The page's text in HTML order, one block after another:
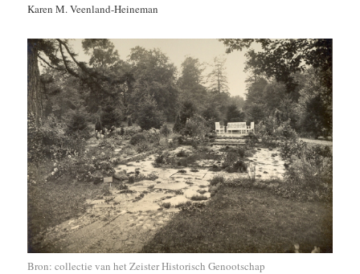
Karen M. Veenland-Heineman
Bron: collectie van het Zeister Historisch Genootschap